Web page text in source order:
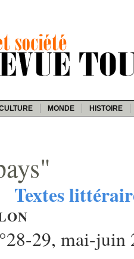
MONDE HISTOIRE
Textes
29, mai-juin